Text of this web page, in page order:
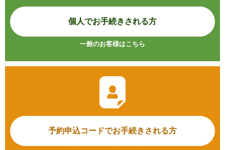
個人でお手続きされる方
一般のお客様はこちら
予約申込コードでお手続きされる方